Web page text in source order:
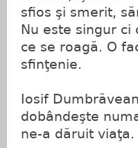
sfios şi smerit,
Nu este singur
ce se roagă. O
sfinţenie.
Iosif
dobândeşte
ne-a dăruit viaţa.